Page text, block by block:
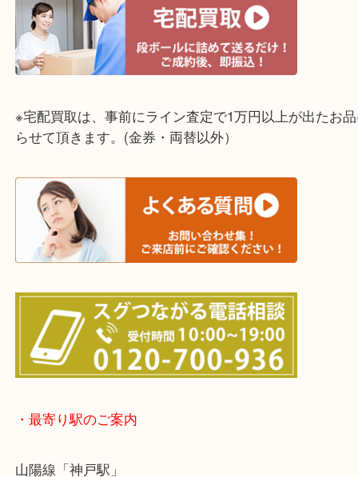
↓スマホでご覧頂いている方はこちらをタップ↓
って下さい↓